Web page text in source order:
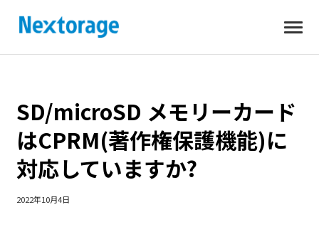
く
SD/microSD メモリーカード
はCPRM(著作権保護機能)に
対応していますか?
2022年10月4日